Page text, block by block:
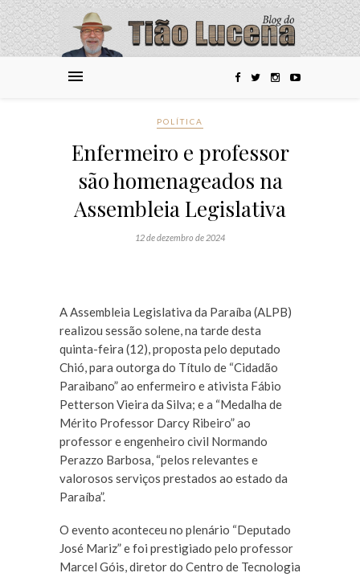
POLÍTICA
Enfermeiro e professor
são homenageados na
Assembleia Legislativa
12 de dezembro de 2024
A Assembleia Legislativa da Paraíba (ALPB)
realizou sessão solene, na tarde desta
quinta-feira (12), proposta pelo deputado
Chió, para outorga do Título de “Cidadão
Paraibano” ao enfermeiro e ativista Fábio
Petterson Vieira da Silva; e a “Medalha de
Mérito Professor Darcy Ribeiro” ao
professor e engenheiro civil Normando
Perazzo Barbosa, “pelos relevantes e
valorosos serviços prestados ao estado da
Paraíba”.
O evento aconteceu no plenário “Deputado
José Mariz” e foi prestigiado pelo professor
Marcel Góis, diretor do Centro de Tecnologia